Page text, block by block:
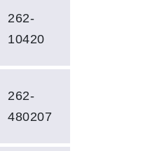
262-
10420
262-
480207